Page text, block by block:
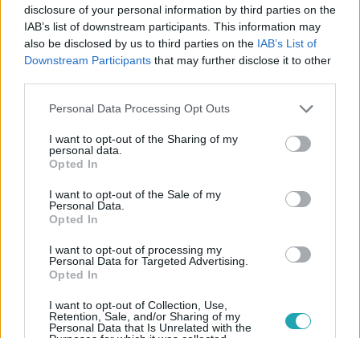
disclosure of your personal information by third parties on the
IAB’s list of downstream participants. This information may
also be disclosed by us to third parties on the IAB’s List of
Downstream Participants that may further disclose it to other
Please note that this website/app uses one or more Google
not limited to your visit or usage behaviour. You may click to
grant or deny consent to Google and its third-party tags to
use your data for below specified purposes in below Google
consent section.
Personal Data Processing Opt Outs
I want to opt-out of the Sharing of my
personal data.
Opted In
I want to opt-out of the Sale of my
Personal Data.
Opted In
I want to opt-out of processing my
Personal Data for Targeted Advertising.
Opted In
I want to opt-out of Collection, Use,
Retention, Sale, and/or Sharing of my
Personal Data that Is Unrelated with the
Kövess minket, és értesülj a friss hírekről a
Facebookon is!
ÖSSZEFOGLALÓ
#SÁROSPATAKI ALBERT
SMELL AND GO # BE MY STRIPPER